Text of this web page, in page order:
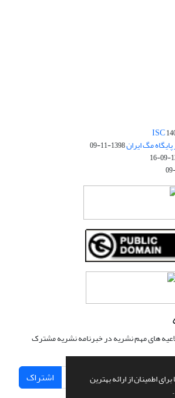
اطمینان از ارائه بهترین
مگ ایران1398-11-09
های مهم نشریه در خبرنامه نشریه مشترک
اشتراک